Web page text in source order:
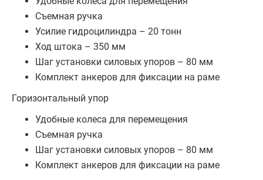
Съемная ручка
Усилие гидроцилиндра – 20 тонн
Ход штока – 350 мм
Шаг установки силовых упоров – 80 мм
Комплект анкеров для фиксации на раме
Горизонтальный упор
Удобные колеса для перемещения
Съемная ручка
Шаг установки силовых упоров – 80 мм
Комплект анкеров для фиксации на раме